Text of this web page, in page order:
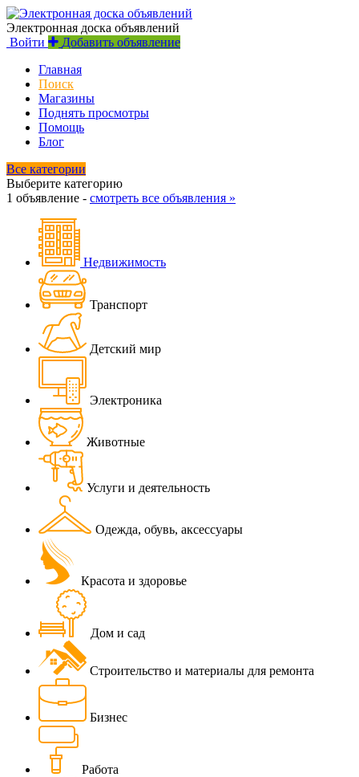
Электронная доска объявлений
Войти
Добавить объявление
Главная
Поиск
Магазины
Поднять просмотры
Помощь
Блог
Все категории
Выберите категорию
1 объявление - смотреть все объявления »
Недвижимость
Транспорт
Детский мир
Электроника
Животные
Услуги и деятельность
Одежда, обувь, аксессуары
Красота и здоровье
Дом и сад
Строительство и материалы для ремонта
Бизнес
Работа